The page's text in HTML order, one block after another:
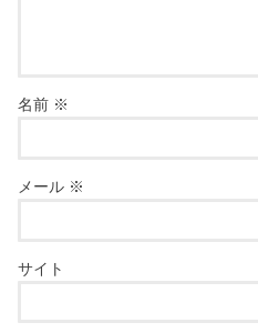
名前 ※
メール ※
サイト